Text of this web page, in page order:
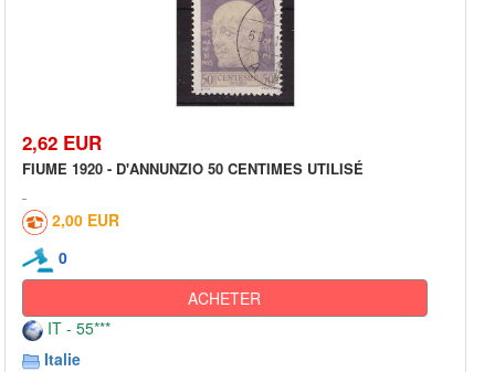
2,62 EUR
FIUME 1920 - D'ANNUNZIO 50 CENTIMES UTILISÉ
2,00 EUR
0
ACHETER
IT - 55***
Italie